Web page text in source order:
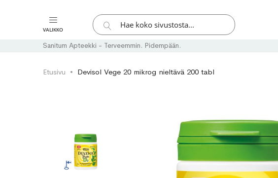
VALIKKO
Hae
Hae
Sanitum Apteekki - Terveemmin. Pidempään.
Etusivu Devisol Vege 20 mikrog nieltävä 200 tabl
images
gallery
images
gallery